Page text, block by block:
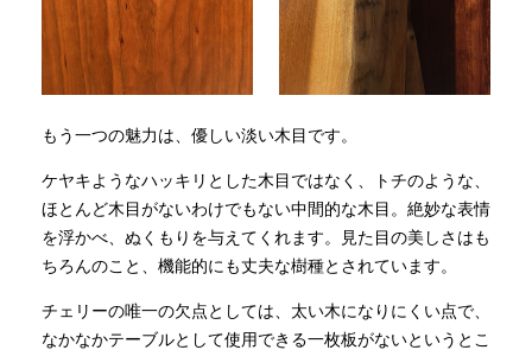
もう一つの魅力は、優しい淡い木目です。
ケヤキようなハッキリとした木目ではなく、トチのような、
ほとんど木目がないわけでもない中間的な木目。絶妙な表情
を浮かべ、ぬくもりを与えてくれます。見た目の美しさはも
ちろんのこと、機能的にも丈夫な樹種とされています。
チェリーの唯一の欠点としては、太い木になりにくい点で、
なかなかテーブルとして使用できる一枚板がないというとこ